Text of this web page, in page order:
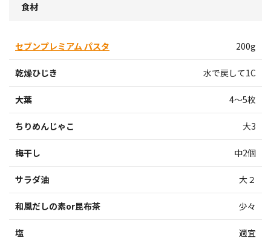
食材
セブンプレミアム パスタ 200g
乾燥ひじき 水で戻して1C
大葉 4～5枚
ちりめんじゃこ 大3
梅干し 中2個
サラダ油 大２
和風だしの素or昆布茶 少々
塩 適宜